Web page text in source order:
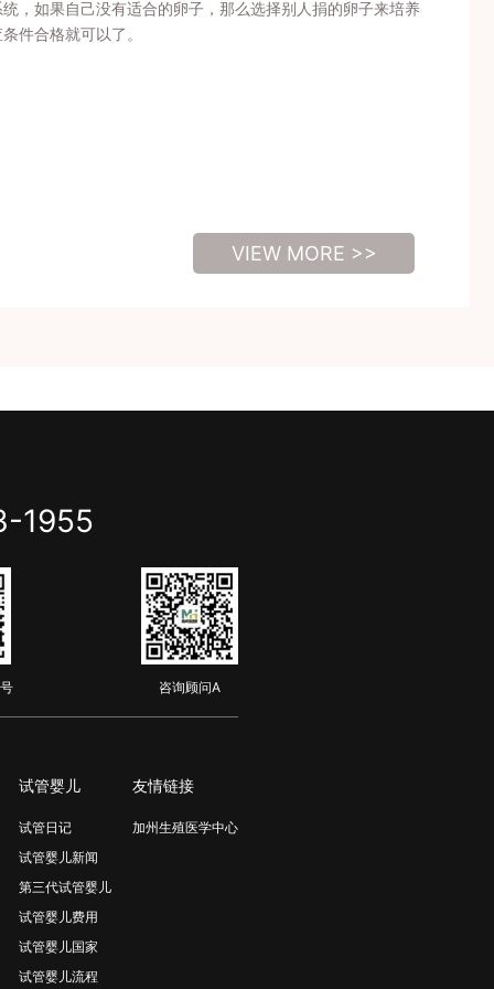
，如果自己没有适合的卵子，那么选择别人捐的卵子来培养
件合格就可以了。
VIEW MORE >>
1955
咨询顾问A
试管婴儿
试管日记
试管婴儿新闻
第三代试管婴儿
试管婴儿费用
试管婴儿国家
试管婴儿流程
友情链接
加州生殖医学中心